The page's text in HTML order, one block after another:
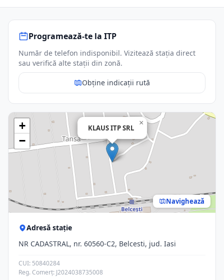
Programează-te la ITP
Număr de telefon indisponibil. Vizitează stația direct
sau verifică alte stații din zonă.
Obține indicații rută
KLAUS ITP SRL
×
+
−
Navighează
Adresă stație
NR CADASTRAL, nr. 60560-C2, Belcesti, jud. Iasi
CUI: 50840284
Reg. Comerț: J2024038735008